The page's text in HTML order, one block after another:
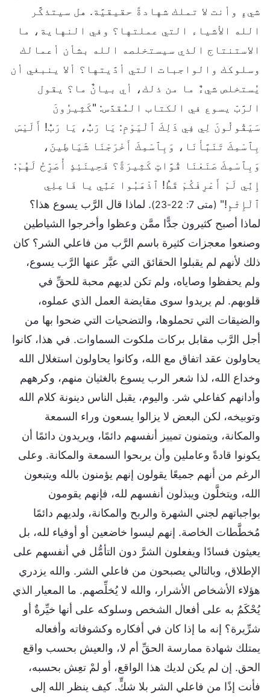
شيءٍ وأنت لا تملك شهادةً حقيقيَّة. هل سيتذكَّر
الله الأشياء التي عملتها؟ وفي النهاية، ما
الاستنتاج الذي سيستخلصه الله بشأن أعمالك
وسلوكك والواجبات التي أدَّيتها؟ ألا ينبغي أن
يُستخلص شيءٌ ما من ذلك، أي بيانٌ ما؟ يقول
الرَّبّ يسوع في الكتاب المُقدَّس: "كَثِيرُونَ
سَيَقُولُونَ لِي فِي ذَلِكَ ٱلْيَوْمِ: يَا رَبُّ، يَا رَبُّ! أَلَيْسَ
بِٱسْمِكَ تَنَبَّأْنَا، وَبِٱسْمِكَ أَخْرَجْنَا شَيَاطِينَ،
وَبِٱسْمِكَ صَنَعْنَا قُوَّاتٍ كَثِيرَةً؟ فَحِينَئِذٍ أُصَرِّحُ لَهُمْ:
إِنِّي لَمْ أَعْرِفْكُمْ قَطُّ! ٱذْهَبُوا عَنِّي يا فَاعِلِي
ٱلْإِثْمِ!" (متى 7: 22-23)
. لماذا قال الرَّب يسوع هذا؟
لماذا أصبح كثيرون جدًّا ممَّن وعظوا وأخرجوا الشياطين
وصنعوا معجزات كثيرة باسم الرَّب من فاعلي الشر؟ كان
ذلك لأنهم لم يقبلوا الحقائق التي عبَّر عنها الرَّب يسوع،
ولم يحفظوا وصاياه، ولم تكن لديهم محبة للحقِّ في
قلوبهم. لم يريدوا سوى مقايضة العمل الذي عملوه،
والضيقات التي تحملوها، والتضحيات التي ضحوا بها من
أجل الرَّب مقابل بركات ملكوت السماوات. في هذا، كانوا
يحاولون عقد اتفاق مع الله، وكانوا يحاولون استغلال الله
وخداع الله، لذا شعر الرب يسوع بالغثيان منهم، وكرههم
وأدانهم كفاعلي شر. واليوم، يقبل الناس دينونة كلام الله
وتوبيخه، لكن البعض لا يزالوا يسعون وراء السمعة
والمكانة، ويتمنون تمييز أنفسهم دائمًا، ويريدون دائمًا أن
يكونوا قادةً وعاملين وأن يربحوا السمعة والمكانة. وعلى
الرغم من أنهم جميعًا يقولون إنهم يؤمنون بالله ويتبعون
الله، ويتخلَّون ويبذلون أنفسهم لله، فإنهم يقومون
بواجباتهم لجني الشهرة والربح والمكانة، ولديهم دائمًا
مُخطَّطات الخاصة. إنهم ليسوا خاضعين أو أوفياء لله، بل
يعيثون فسادًا ويفعلون الشرَّ دون التأمُّل في أنفسهم على
الإطلاق، وبالتالي يصبحون من فاعلي الشر. والله يزدري
هؤلاء الأشخاص الأشرار، والله لا يُخلِّصهم. ما المعيار الذي
يُحْكَمُ به على أفعال الشخص وسلوكه على أنها خيِّرةٌ أو
شرِّيرة؟ إنه ما إذا كان في أفكاره وكشوفاته وأفعاله
يمتلك شهادة ممارسة الحقِّ أم لا، والعيش بحسب واقع
الحق. إن لم يكن لديك هذا الواقع، أو لمْ تعِش بحسبه،
فأنت إذًا من فاعلي الشر بلا شكٍّ. كيف ينظر الله إلى